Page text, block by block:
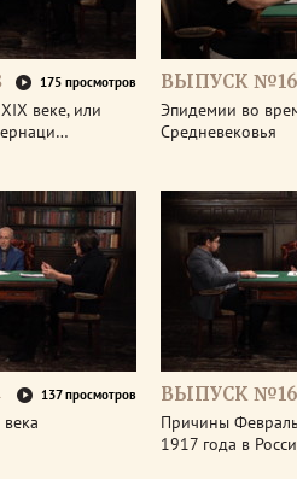
175 просмотров
веке, или
ВЫПУСК
Эпидемии во
Средневековья
137 просмотров ВЫПУСК
Причины
1917 года в